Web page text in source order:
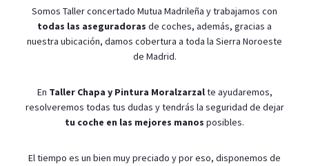
Somos Taller concertado Mutua Madrileña y trabajamos con
todas las aseguradoras de coches, además, gracias a
nuestra ubicación, damos cobertura a toda la Sierra Noroeste
de Madrid.
En Taller Chapa y Pintura Moralzarzalte ayudaremos,
resolveremos todas tus dudas y tendrás la seguridad de dejar
tu coche en las mejores manos posibles.
El tiempo es un bien muy preciado y por eso, disponemos de